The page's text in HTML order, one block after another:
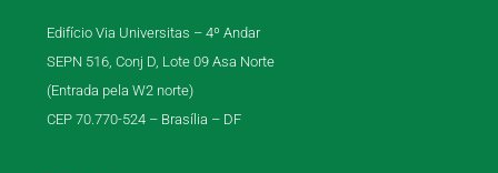
Edifício Via Universitas – 4º Andar
SEPN 516, Conj D, Lote 09 Asa Norte
(Entrada pela W2 norte)
CEP 70.770-524 – Brasília – DF